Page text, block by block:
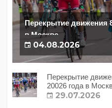
Перекрытие движения 8
в Москве
04.08.2026
Перекрытие
20026 года в
29.07.2026